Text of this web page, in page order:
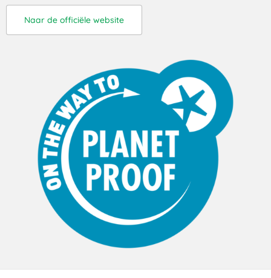
Naar de officiële website